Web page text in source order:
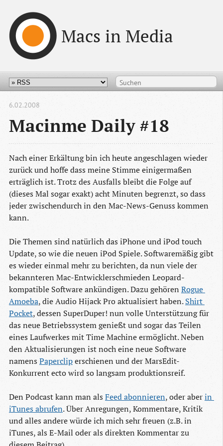
Macs in Media
Macinme Daily #18
6.02.2008
Nach einer Erkältung bin ich heute angeschlagen wieder
zurück und hoffe dass meine Stimme einigermaßen
erträglich ist. Trotz des Ausfalls bleibt die Folge auf
(dieses Mal sogar exakt) acht Minuten begrenzt, so dass
jeder zwischendurch in den Mac-News-Genuss kommen
kann.
Die Themen sind natürlich das iPhone und iPod touch
Update, so wie die neuen iPod Spiele. Softwaremäßig gibt
es wieder einmal mehr zu berichten, da nun viele der
bekannteren Mac-Entwicklerschmieden Leopard-
kompatible Software ankündigen. Dazu gehören Rogue
Amoeba, die Audio Hijack Pro aktualisiert haben.Shirt
Pocket, dessen SuperDuper! nun volle Unterstützung für
das neue Betriebssystem genießt und sogar das Teilen
eines Laufwerkes mit Time Machine ermöglicht. Neben
den Aktualisierungen ist noch eine neue Software
namensPapercliperschienen und der MarsEdit-
Konkurrent ecto wird so langsam produktionsreif.
Den Podcast kann man als Feed abonnieren, oder aberin
iTunes abrufen. Über Anregungen, Kommentare, Kritik
und alles andere würde ich mich sehr freuen (z.B. in
iTunes, als E-Mail oder als direkten Kommentar zu